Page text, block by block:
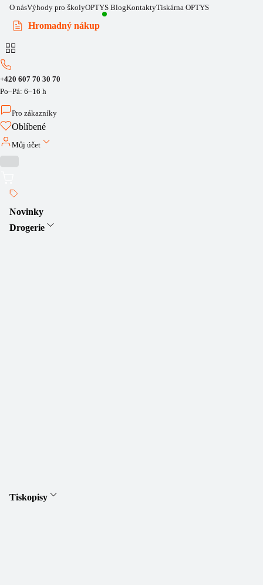
O násVýhody pro školyOPTYS BlogKontaktyTiskárna OPTYS
Hromadný nákup
+420 607 70 30 70
Po–Pá: 6–16 h
Pro zákazníky
Oblíbené
Můj účet
Novinky
Drogerie
Tiskopisy